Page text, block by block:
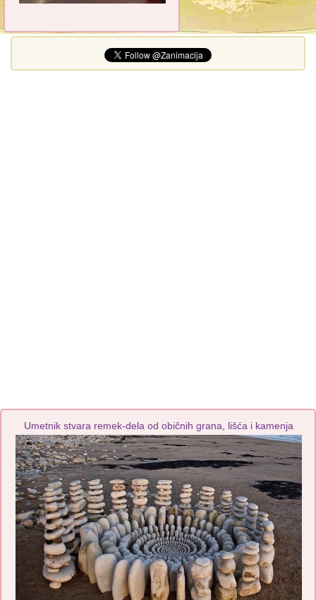
Umetnik stvara remek-dela od običnih grana, lišća i kamenja